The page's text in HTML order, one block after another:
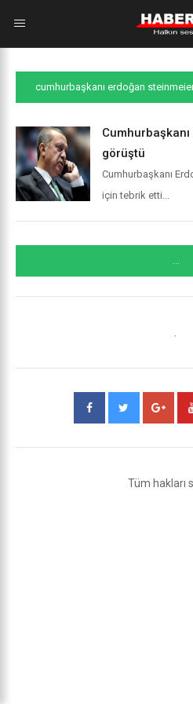
cumhurbaşkanı erdoğan
görüştü
Cumhurbaşkanı
için tebrik etti...
...
Tüm hakları